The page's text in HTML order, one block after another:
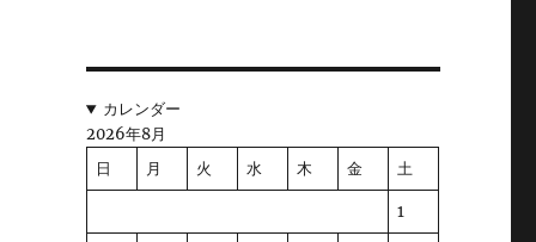
カレンダー
2026年8月
日
月 火 水 木 金 土
1